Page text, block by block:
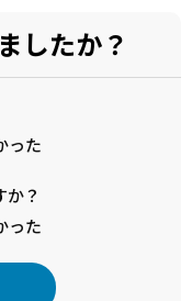
したか？
った
？
った